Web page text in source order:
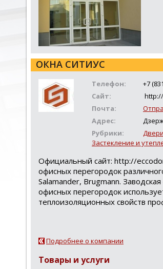
ОКНА СИТИУС
Телефон:
+7
Сайт:
Почта:
Адрес:
Рубрики:
Застекление и
Официальный сайт: http://
офисных перегородок
Salamander, Brugmann.
офисных перегородок
теплоизоляционных свойств
Подробнее о компании
Товары и услуги